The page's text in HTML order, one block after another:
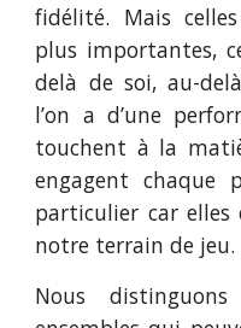
fidélité. Mais
plus importantes,
delà de soi, au-
l’on a d’une
touchent à la
engagent chaque
particulier car elles
notre terrain de jeu.
Nous